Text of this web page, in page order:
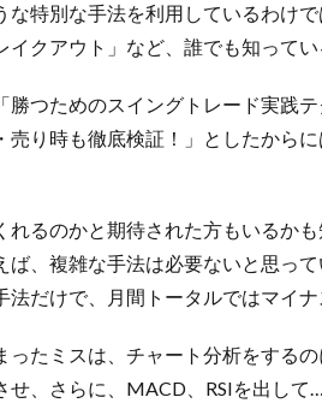
な特別な手法を利用しているわけ
クアウト」など、誰でも知って
勝つためのスイングトレード実践
売り時も徹底検証！」としたから
れるのかと期待された方もいるか
ば、複雑な手法は必要ないと思っ
だけで、月間トータルではマイナ
ったミスは、チャート分析をする
せ、さらに、MACD、RSIを出し